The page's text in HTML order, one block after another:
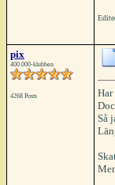
pix
400.000-klubben
4268 Posts
Har
Så